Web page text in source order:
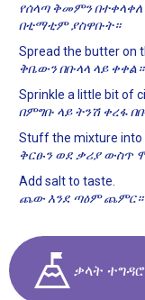
የሰላጣ ቅመምን በተቀላቀለ
በቲማቲም ያስዋቡት።
Spread the butter on
ቅቤውን በቡላላ ላይ ቀቀል።
Sprinkle a little bit of
በምግቡ ላይ ትንሽ ቀረፋ
Stuff the mixture into
ቅርፁን ወደ ቃሪያ ውስጥ
Add salt to taste.
ጨው እንደ ጣዕም ጨምር።
ቃላት